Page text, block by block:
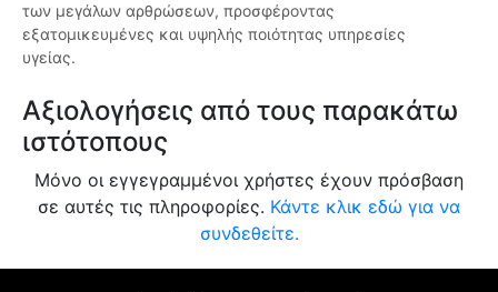
των μεγάλων αρθρώσεων, προσφέροντας
εξατομικευμένες και υψηλής ποιότητας υπηρεσίες
υγείας.
Αξιολογήσεις από τους παρακάτω
ιστότοπους
Μόνο οι εγγεγραμμένοι χρήστες έχουν πρόσβαση
σε αυτές τις πληροφορίες. Κάντε κλικ εδώ για να
συνδεθείτε.